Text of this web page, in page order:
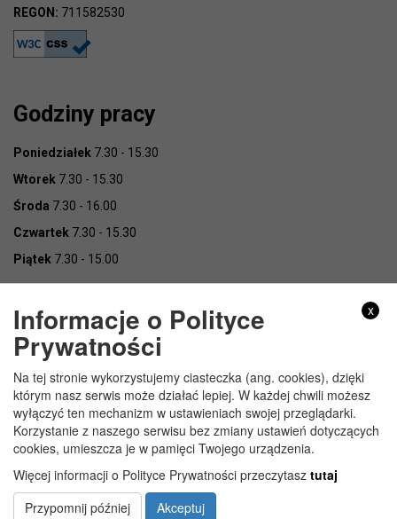
REGON: 711582530
Godziny pracy
Poniedziałek 7.30 - 15.30
Wtorek 7.30 - 15.30
Środa 7.30 - 16.00
Czwartek 7.30 - 15.30
Piątek 7.30 - 15.00
Copyright © Urząd Gminy Wojcieszków
x
Informacje o Polityce
Prywatności
Na tej stronie wykorzystujemy ciasteczka (ang. cookies), dzięki
którym nasz serwis może działać lepiej. W każdej chwili możesz
wyłączyć ten mechanizm w ustawieniach swojej przeglądarki.
Korzystanie z naszego serwisu bez zmiany ustawień dotyczących
cookies, umieszcza je w pamięci Twojego urządzenia.
Więcej informacji o Polityce Prywatności przeczytasz tutaj
Przypomnij później
Akceptuj